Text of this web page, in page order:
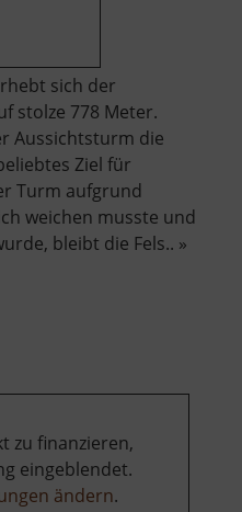
sich der
stolze 778 Meter.
Aussichtsturm die
Ziel für
Turm aufgrund
weichen musste und
bleibt die Fels.. »
zu finanzieren,
eingeblendet.
ändern.